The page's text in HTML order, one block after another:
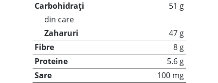
Carbohidrați
51 g
din care
Zaharuri
47 g
Fibre
8 g
Proteine
5.6 g
Sare
100 mg